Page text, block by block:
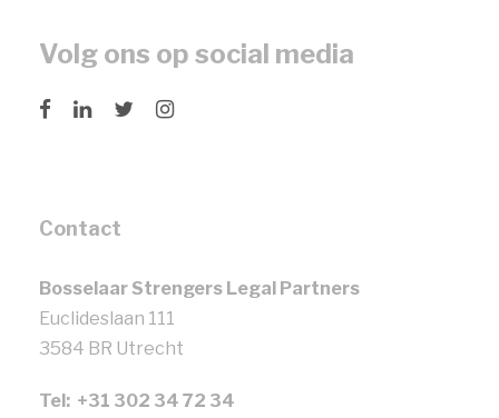
Volg ons op social media
Contact
Bosselaar Strengers Legal Partners
Euclideslaan 111
3584 BR Utrecht
Tel: +31 302 34 72 34